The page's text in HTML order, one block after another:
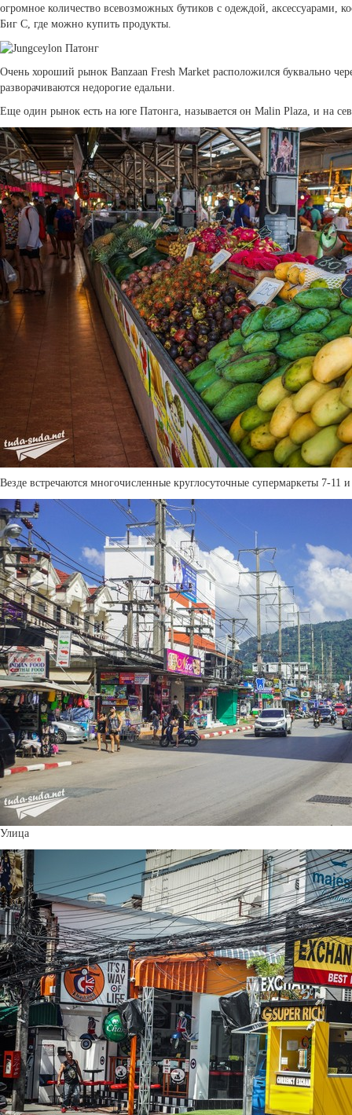
огромное количество всевозможных бутиков с одеждой,
Биг С, где можно купить продукты.
Очень хороший рынок Banzaan Fresh Market расположился буквально
разворачиваются недорогие едальни.
Еще один рынок есть на юге Патонга, называется он Malin Plaza, и на
Везде встречаются многочисленные круглосуточные супермаркеты 7-11
Улица